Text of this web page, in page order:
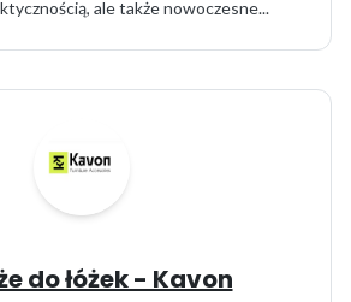
ale także nowoczesne...
do łóżek - Kavon